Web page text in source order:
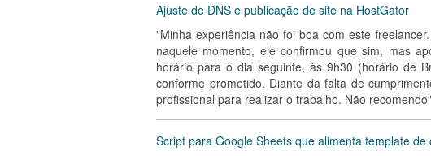
Ajuste de DNS e publicação de site na HostGator
"Minha experiência não foi boa com este
naquele momento, ele confirmou que sim, mas
horário para o dia seguinte, às 9h30 (horário de
conforme prometido. Diante da falta de
profissional para realizar o trabalho. Não recomendo"
Script para Google Sheets que alimenta template